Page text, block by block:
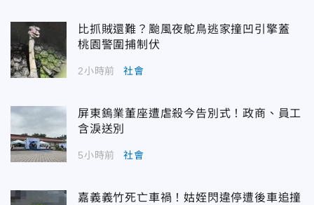
比抓賊還難？颱風夜鴕鳥逃家撞凹引擎蓋
桃園警圍捕制伏
2小時前 社會
屏東鎢業董座遭虐殺今告別式！政商、員工
含淚送別
5小時前 社會
嘉義義竹死亡車禍！姑姪閃違停遭後車追撞